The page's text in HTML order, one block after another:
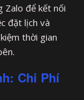
Zalo để kết nối
đặt lịch và
thời gian
Chi Phí